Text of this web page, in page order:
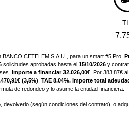
CETELEM S.A.U., para un smart #5 Pro.
solicitudes aprobadas hasta el 15/10/2026 y
Importe a financiar 32.026,00€ . Por 383,87€
(3,5%) TAE 8.04%. Importe total
de redondeo y lo asume la entidad financiera.
(según condiciones del contrato), o